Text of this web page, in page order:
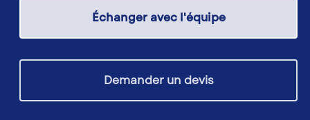
Échanger avec l'équipe
Demander un devis